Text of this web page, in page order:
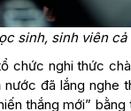
sinh, sinh viên cả
chức nghi thức
đã lắng nghe
thắng mới”